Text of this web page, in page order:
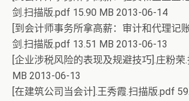
剑.扫描版.pdf 15.90 MB 2013-06-14
[到会计师事务所拿高薪：审计和代理记
剑.扫描版.pdf 13.51 MB 2013-06-13
[企业涉税风险的表现及规避技巧].庄粉荣
MB 2013-06-13
[在建筑公司当会计].王秀霞.扫描版.pdf